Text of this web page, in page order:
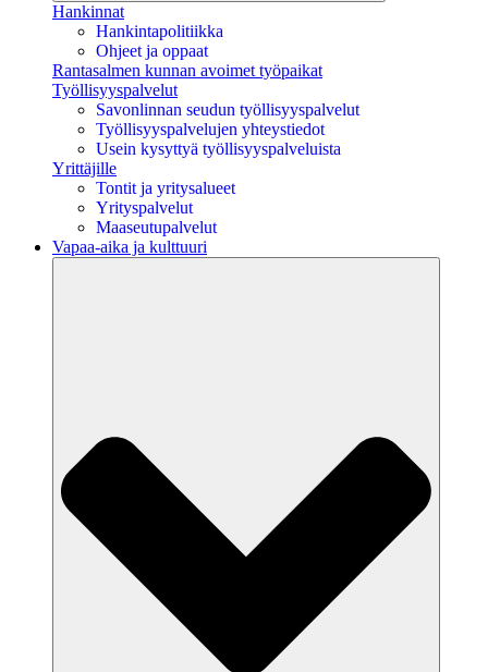
Hankinnat
Hankintapolitiikka
Ohjeet ja oppaat
Rantasalmen kunnan avoimet työpaikat
Työllisyyspalvelut
Savonlinnan seudun työllisyyspalvelut
Työllisyyspalvelujen yhteystiedot
Usein kysyttyä työllisyyspalveluista
Yrittäjille
Tontit ja yritysalueet
Yrityspalvelut
Maaseutupalvelut
Vapaa-aika ja kulttuuri